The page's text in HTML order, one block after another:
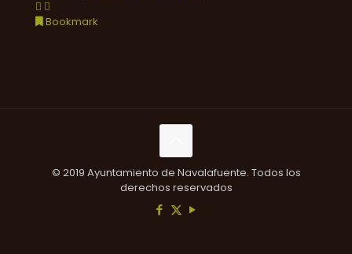
Bookmark
© 2019 Ayuntamiento de Navalafuente. Todos los
derechos reservados